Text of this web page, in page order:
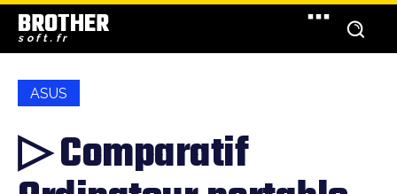
BROTHER
soft.fr
ASUS
▷ Comparatif